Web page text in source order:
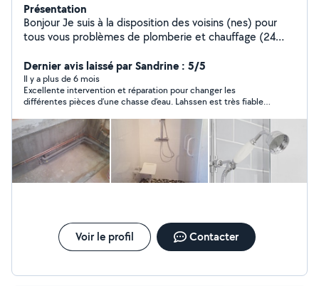
Présentation
Bonjour Je suis à la disposition des voisins (nes) pour
tous vous problèmes de plomberie et chauffage (24
Dernier avis laissé par Sandrine : 5/5
Il y a plus de 6 mois
Excellente intervention et réparation pour changer les
différentes pièces d’une chasse d’eau. Lahssen est très fiable
recommande sans hésiter !
Voir le profil Contacter